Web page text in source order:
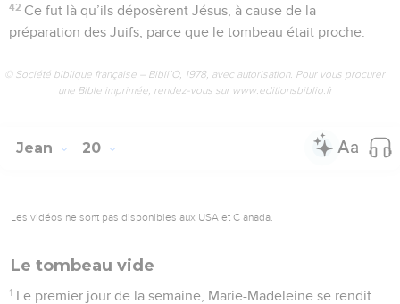
42 Ce fut là qu’ils déposèrent Jésus, à cause de la
préparation des Juifs, parce que le tombeau était proche.
© Société biblique française – Bibli’O, 1978, avec autorisation. Pour vous procurer
une Bible imprimée, rendez-vous sur www.editionsbiblio.fr
Jean 20
Les vidéos ne sont pas disponibles aux USA et C anada.
Le tombeau vide
1 Le premier jour de la semaine, Marie-Madeleine se rendit